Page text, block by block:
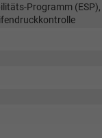
Programm